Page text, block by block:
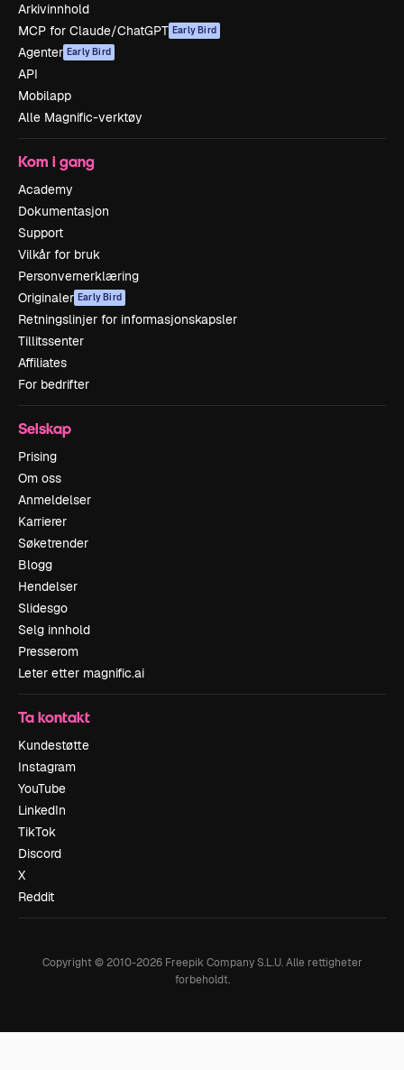
Arkivinnhold
MCP for Claude/ChatGPT Early Bird
Agenter Early Bird
API
Mobilapp
Alle Magnific-verktøy
Kom i gang
Academy
Dokumentasjon
Support
Vilkår for bruk
Personvernerklæring
Originaler Early Bird
Retningslinjer for informasjonskapsler
Tillitssenter
Affiliates
For bedrifter
Selskap
Prising
Om oss
Anmeldelser
Karrierer
Søketrender
Blogg
Hendelser
Slidesgo
Selg innhold
Presserom
Leter etter magnific.ai
Ta kontakt
Kundestøtte
Instagram
YouTube
LinkedIn
TikTok
Discord
X
Reddit
Copyright © 2010-2026Freepik Company S.L.U. Alle rettigheter
forbeholdt.